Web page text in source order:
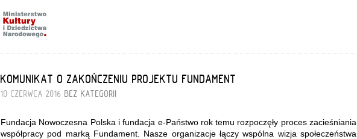
KOMUNIKAT O ZAKOŃCZENIU PROJEKTU FUNDAMENT
10 CZERWCA 2016 BEZ KATEGORII
Fundacja Nowoczesna Polska i fundacja e-Państwo rok temu rozpoczęły proces zacieśniania
współpracy pod marką Fundament. Nasze organizacje łączy wspólna wizja społeczeństwa